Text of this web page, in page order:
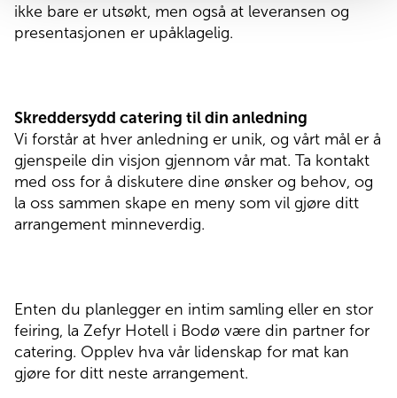
ikke bare er utsøkt, men også at leveransen og
presentasjonen er upåklagelig.
Skreddersydd catering til din anledning
Vi forstår at hver anledning er unik, og vårt mål er å
gjenspeile din visjon gjennom vår mat. Ta kontakt
med oss for å diskutere dine ønsker og behov, og
la oss sammen skape en meny som vil gjøre ditt
arrangement minneverdig.
Enten du planlegger en intim samling eller en stor
feiring, la Zefyr Hotell i Bodø være din partner for
catering. Opplev hva vår lidenskap for mat kan
gjøre for ditt neste arrangement.